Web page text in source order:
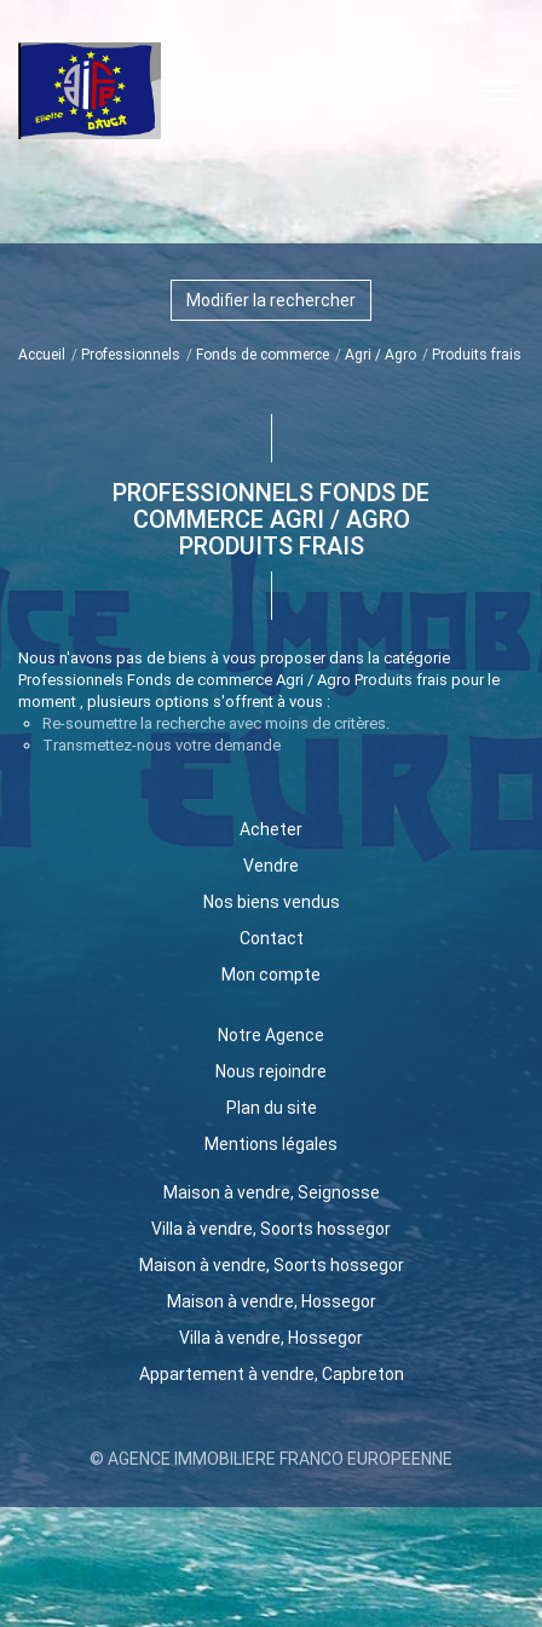
Modifier la rechercher
Accueil Professionnels Fonds de commerce Agri / Agro Produits frais
PROFESSIONNELS FONDS DE
COMMERCE AGRI / AGRO
PRODUITS FRAIS
Nous n'avons pas de biens à vous proposer dans la catégorie
Professionnels Fonds de commerce Agri / Agro Produits frais pour le
moment , plusieurs options s'offrent à vous :
Re-soumettre la recherche avec moins de critères.
Transmettez-nous votre demande
Acheter
Vendre
Nos biens vendus
Contact
Mon compte
Notre Agence
Nous rejoindre
Plan du site
Mentions légales
Maison à vendre, Seignosse
Villa à vendre, Soorts hossegor
Maison à vendre, Soorts hossegor
Maison à vendre, Hossegor
Villa à vendre, Hossegor
Appartement à vendre, Capbreton
© AGENCE IMMOBILIERE FRANCO EUROPEENNE